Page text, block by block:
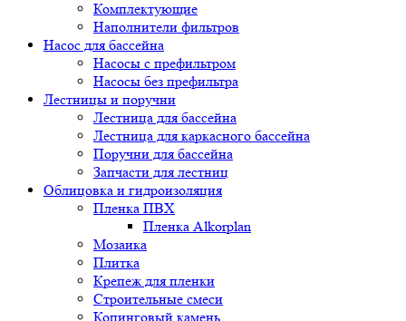
Комплектующие
Наполнители фильтров
Насос для бассейна
Насосы с префильтром
Насосы без префильтра
Лестницы и поручни
Лестница для бассейна
Лестница для каркасного бассейна
Поручни для бассейна
Запчасти для лестниц
Облицовка и гидроизоляция
Пленка ПВХ
Пленка Alkorplan
Мозаика
Плитка
Крепеж для пленки
Строительные смеси
Копинговый камень